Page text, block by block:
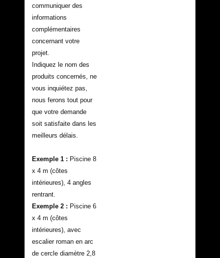
communiquer des
informations
complémentaires
concernant votre
projet.
Indiquez le nom des
produits concernés, ne
vous inquiétez pas,
nous ferons tout pour
que votre demande
soit satisfaite dans les
meilleurs délais.
Exemple 1 : Piscine 8
x 4 m (côtes
intérieures), 4 angles
rentrant.
Exemple 2 : Piscine 6
x 4 m (côtes
intérieures), avec
escalier roman en arc
de cercle diamètre 2,8